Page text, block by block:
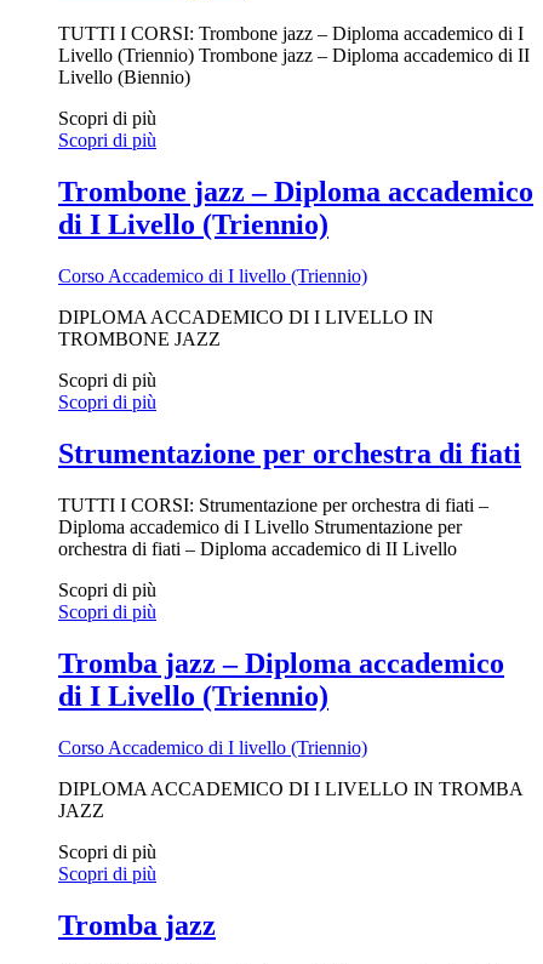
TUTTI I CORSI: Trombone jazz – Diploma accademico di I
Livello (Triennio) Trombone jazz – Diploma accademico di II
Livello (Biennio)
Scopri di più
Scopri di più
Trombone jazz – Diploma accademico
di I Livello (Triennio)
Corso Accademico di I livello (Triennio)
DIPLOMA ACCADEMICO DI I LIVELLO IN
TROMBONE JAZZ
Scopri di più
Scopri di più
Strumentazione per orchestra di fiati
TUTTI I CORSI: Strumentazione per orchestra di fiati –
Diploma accademico di I Livello Strumentazione per
orchestra di fiati – Diploma accademico di II Livello
Scopri di più
Scopri di più
Tromba jazz – Diploma accademico
di I Livello (Triennio)
Corso Accademico di I livello (Triennio)
DIPLOMA ACCADEMICO DI I LIVELLO IN TROMBA
JAZZ
Scopri di più
Scopri di più
Tromba jazz